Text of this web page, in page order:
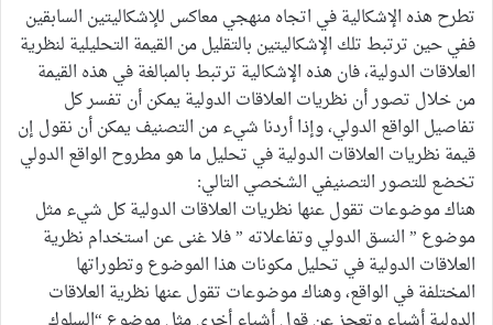
تطرح هذه الإشكالية في اتجاه منهجي معاكس للإشكاليتين السابقين
ففي حين ترتبط تلك الإشكاليتين بالتقليل من القيمة التحليلية لنظرية
العلاقات الدولية، فان هذه الإشكالية ترتبط بالمبالغة في هذه القيمة
من خلال تصور أن نظريات العلاقات الدولية يمكن أن تفسر كل
تفاصيل الواقع الدولي، وإذا أردنا شيء من التصنيف يمكن أن نقول إن
قيمة نظريات العلاقات الدولية في تحليل ما هو مطروح الواقع الدولي
تخضع للتصور التصنيفي الشخصي التالي:
هناك موضوعات تقول عنها نظريات العلاقات الدولية كل شيء مثل
موضوع ” النسق الدولي وتفاعلاته ” فلا غنى عن استخدام نظرية
العلاقات الدولية في تحليل مكونات هذا الموضوع وتطوراتها
المختلفة في الواقع، وهناك موضوعات تقول عنها نظرية العلاقات